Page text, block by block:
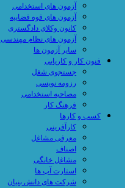
آزمون های استخدامی
آزمون های قوه قضاییه
کانون وکلای دادگستری
آزمون های نظام مهندسی
سایر آزمون ها
فنون کار و کاریابی
جستجوی شغل
رزومه نویسی
مصاحبه استخدامی
فرهنگ کار
کسب و کارها
کارآفرینی
معرفی مشاغل
اصناف
مشاغل خانگی
استارت آپ ها
شرکت های دانش بنیان